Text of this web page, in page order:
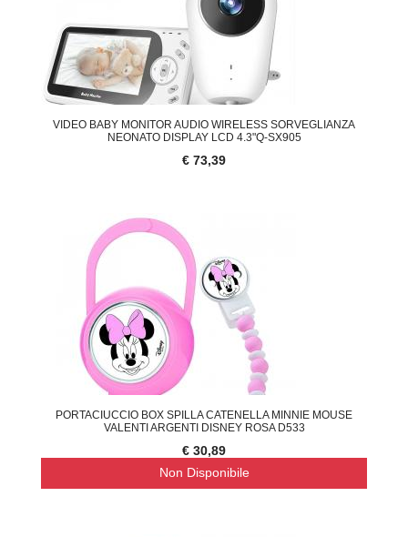
VIDEO BABY MONITOR AUDIO WIRELESS SORVEGLIANZA
NEONATO DISPLAY LCD 4.3"Q-SX905
€ 73,39
PORTACIUCCIO BOX SPILLA CATENELLA MINNIE MOUSE
VALENTI ARGENTI DISNEY ROSA D533
€ 30,89
Non Disponibile